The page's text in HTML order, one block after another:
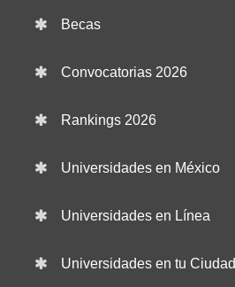
Becas
Convocatorias 2026
Rankings 2026
Universidades en México
Universidades en Línea
Universidades en tu Ciudad